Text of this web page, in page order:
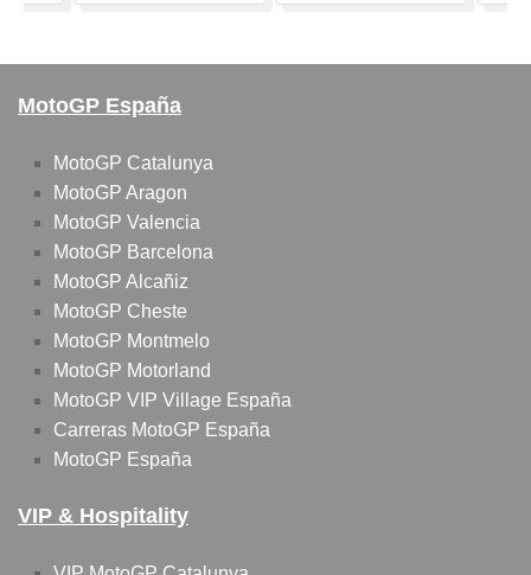
MotoGP España
MotoGP Catalunya
MotoGP Aragon
MotoGP Valencia
MotoGP Barcelona
MotoGP Alcañiz
MotoGP Cheste
MotoGP Montmelo
MotoGP Motorland
MotoGP VIP Village España
Carreras MotoGP España
MotoGP España
VIP & Hospitality